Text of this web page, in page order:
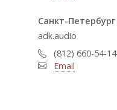
Санкт-Петербург
adk.audio
(812) 660-54-14
Email